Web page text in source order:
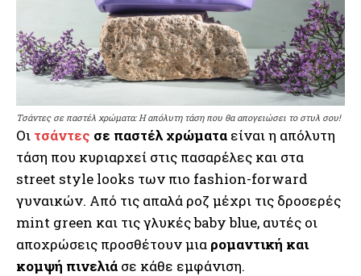
Τσάντες σε παστέλ χρώματα: Η απόλυτη τάση που θα απογειώσει το στυλ σου!
Οι τσάντες σε παστέλ χρώματα είναι η απόλυτη
τάση που κυριαρχεί στις πασαρέλες και στα
street style looks των πιο fashion-forward
γυναικών. Από τις απαλά ροζ μέχρι τις δροσερές
mint green και τις γλυκές baby blue, αυτές οι
αποχρώσεις προσθέτουν μια ρομαντική και
κομψή πινελιά σε κάθε εμφάνιση.